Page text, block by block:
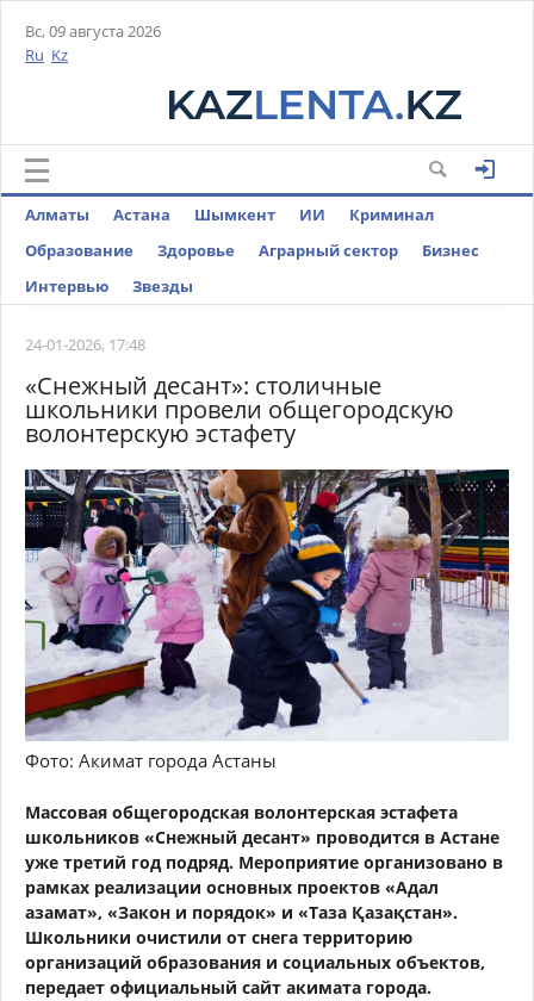
Вс, 09 августа 2026
Ru Kz
Алматы Астана Шымкент ИИ
Криминал
Образование
Здоровье Аграрный сектор
Бизнес
Интервью
Звезды
24-01-2026, 17:48
«Снежный десант»: столичные
школьники провели общегородскую
волонтерскую эстафету
Фото: Акимат города Астаны
Массовая общегородская волонтерская эстафета
школьников «Снежный десант» проводится в Астане
уже третий год подряд. Мероприятие организовано в
рамках реализации основных проектов «Адал
азамат», «Закон и порядок» и «Таза Қазақстан».
Школьники очистили от снега территорию
организаций образования и социальных объектов,
передает официальный сайт акимата города.